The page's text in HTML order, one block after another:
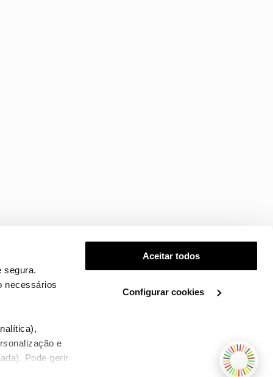
segura.
necessários
e
Pode gerir
Aceitar todos
Configurar cookies